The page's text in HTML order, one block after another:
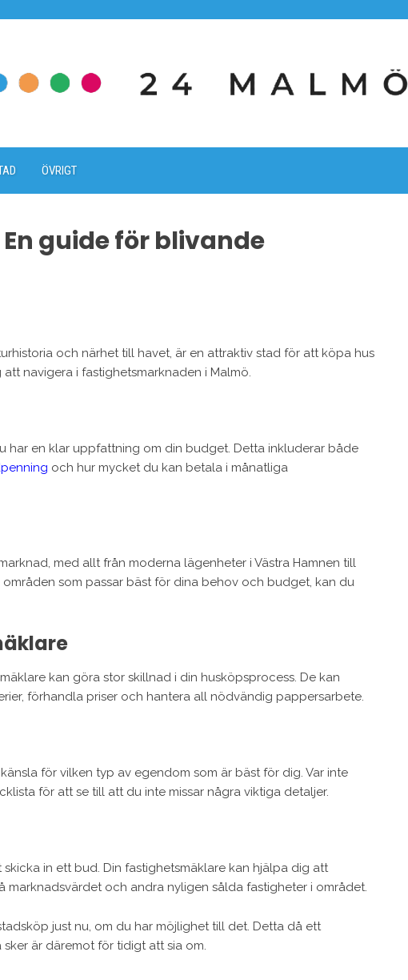
ÖVRIGT
guide för blivande
och närhet till havet, är en attraktiv stad för att köpa hus
navigera i fastighetsmarknaden i Malmö.
har en klar uppfattning om din budget. Detta inkluderar både
och hur mycket du kan betala i månatliga
med allt från moderna lägenheter i Västra Hamnen till
områden som passar bäst för dina behov och budget, kan du
kan göra stor skillnad i din husköpsprocess. De kan
förhandla priser och hantera all nödvändig pappersarbete.
för vilken typ av egendom som är bäst för dig. Var inte
för att se till att du inte missar några viktiga detaljer.
in ett bud. Din fastighetsmäklare kan hjälpa dig att
och andra nyligen sålda fastigheter i området.
just nu, om du har möjlighet till det. Detta då ett
sker är däremot för tidigt att sia om.